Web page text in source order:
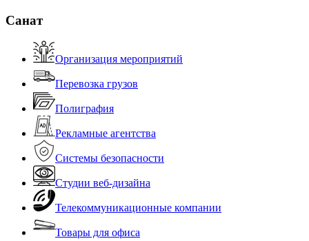
Санат
Организация мероприятий
Перевозка грузов
Полиграфия
Рекламные агентства
Системы безопасности
Студии веб-дизайна
Телекоммуникационные компании
Товары для офиса